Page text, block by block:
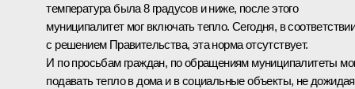
температура была 8 градусов и ниже, после этого
муниципалитет мог включать тепло. Сегодня, в
с решением Правительства, эта норма отсутствует.
И по просьбам граждан, по обращениям муниципалитеты
подавать тепло в дома и в социальные объекты, не